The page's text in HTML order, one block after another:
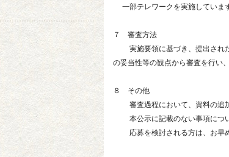
一部テレワークを実施していま
７ 審査方法
実施要領に基づき、提出された
の妥当性等の観点から審査を行い
８ その他
審査過程において、資料の追加
本公示に記載のない事項につい
応募を検討される方は、お早